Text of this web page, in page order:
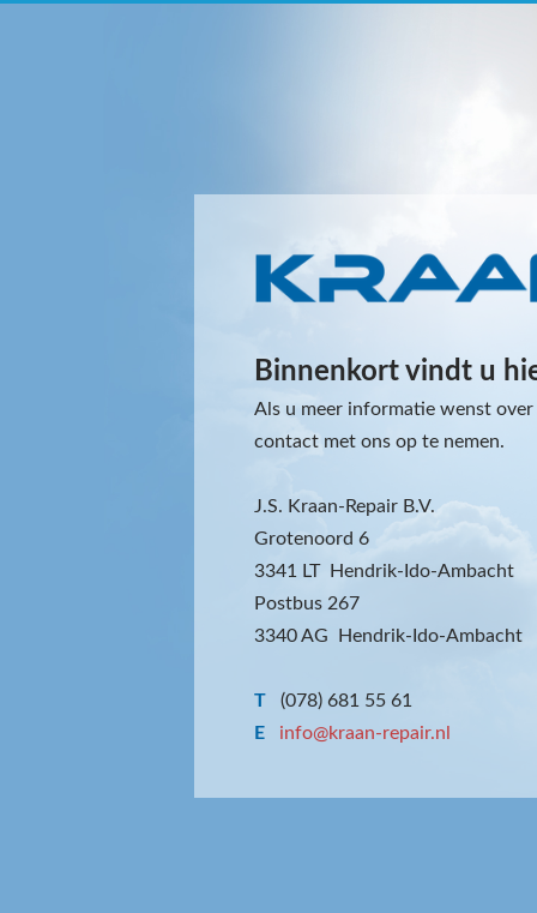
Binnenkort vindt u
Als u meer informatie wenst
contact met ons op te nemen.
J.S. Kraan-Repair B.V.
Grotenoord 6
3341 LT Hendrik-Ido-Ambacht
Postbus 267
3340 AG Hendrik-Ido-Ambacht
T
(078) 681 55 61
E
info@kraan-repair.nl